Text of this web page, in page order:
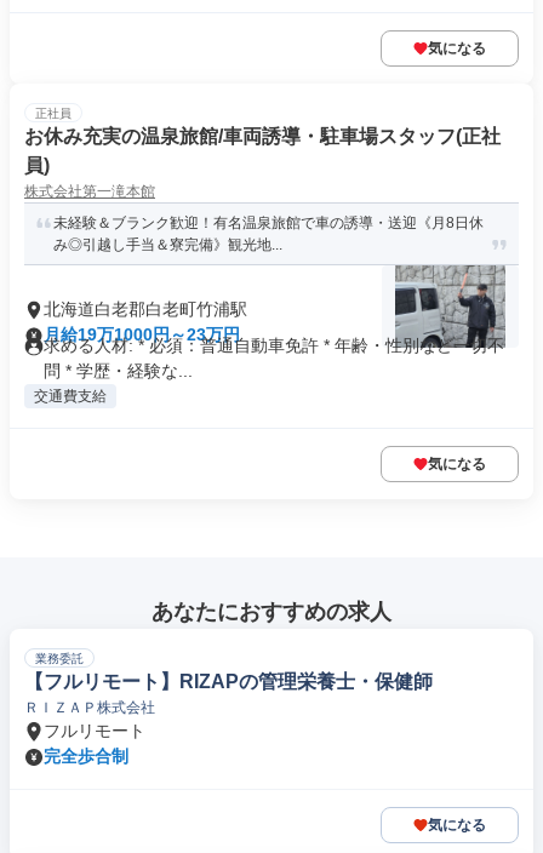
気になる
正社員
お休み充実の温泉旅館/車両誘導・駐車場スタッフ(正社
員)
株式会社第一滝本館
未経験＆ブランク歓迎！有名温泉旅館で車の誘導・送迎《月8日休
み◎引越し手当＆寮完備》観光地...
北海道白老郡白老町竹浦駅
月給19万1000円～23万円
求める人材: * 必須：普通自動車免許 * 年齢・性別など一切不
問 * 学歴・経験な...
交通費支給
気になる
あなたにおすすめの求人
業務委託
【フルリモート】RIZAPの管理栄養士・保健師
ＲＩＺＡＰ株式会社
フルリモート
完全歩合制
気になる